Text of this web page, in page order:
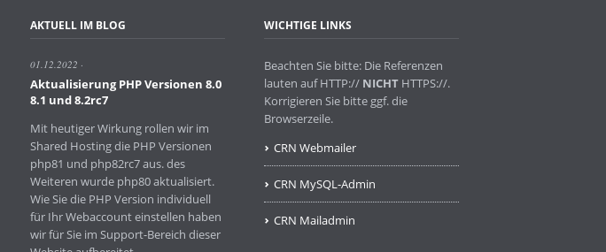
AKTUELL IM BLOG
01.12.2022
Aktualisierung PHP Versionen 8.0
8.1 und 8.2rc7
Mit heutiger Wirkung rollen wir im
Shared Hosting die PHP Versionen
php81 und php82rc7 aus. des
Weiteren wurde php80 aktualisiert.
Wie Sie die PHP Version individuell
für Ihr Webaccount einstellen haben
wir für Sie im Support-Bereich dieser
WICHTIGE LINKS
Beachten Sie bitte: Die Referenzen
lauten auf HTTP:// NICHT HTTPS://.
Korrigieren Sie bitte ggf. die
Browserzeile.
CRN Webmailer
CRN MySQL-Admin
CRN Mailadmin